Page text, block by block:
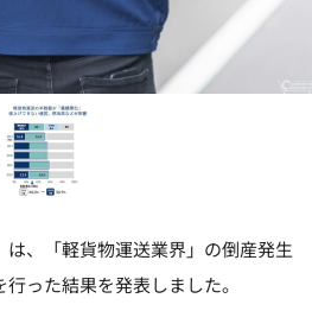
、「軽貨物運送業界」の倒産発生
った結果を発表しました。